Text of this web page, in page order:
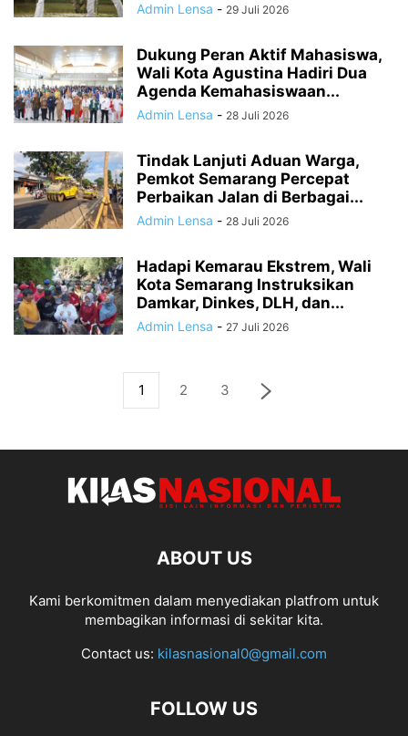
Admin Lensa - 29 Juli 2026
Dukung Peran Aktif Mahasiswa,
Wali Kota Agustina Hadiri Dua
Agenda Kemahasiswaan...
Admin Lensa - 28 Juli 2026
Tindak Lanjuti Aduan Warga,
Pemkot Semarang Percepat
Perbaikan Jalan di Berbagai...
Admin Lensa - 28 Juli 2026
Hadapi Kemarau Ekstrem, Wali
Kota Semarang Instruksikan
Damkar, Dinkes, DLH, dan...
Admin Lensa - 27 Juli 2026
1 2 3
ABOUT US
Kami berkomitmen dalam menyediakan platfrom untuk
membagikan informasi di sekitar kita.
Contact us: kilasnasional0@gmail.com
FOLLOW US